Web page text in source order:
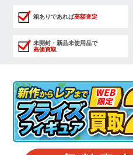
箱ありであれば高額査定
未開封・新品未使用品で
高価買取